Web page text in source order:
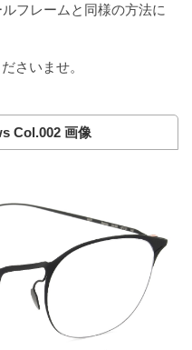
フレームと同様の方法に
さいませ。
Col.002 画像